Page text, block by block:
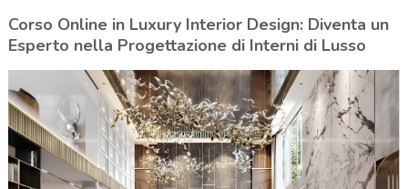
Corso Online in Luxury Interior Design: Diventa un
Esperto nella Progettazione di Interni di Lusso